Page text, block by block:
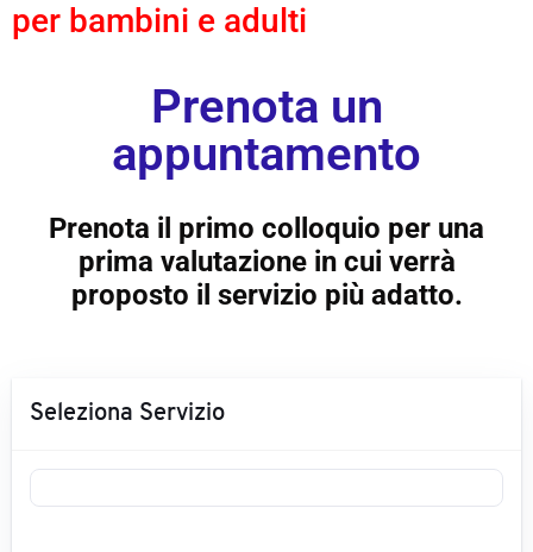
per bambini e adulti
Prenota un
appuntamento
Prenota il primo colloquio per una
prima valutazione in cui verrà
proposto il servizio più adatto.
Seleziona Servizio